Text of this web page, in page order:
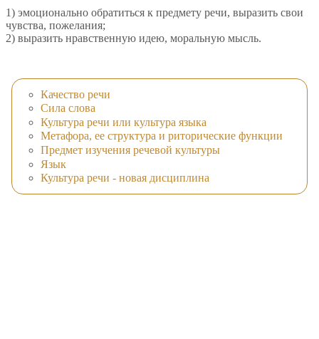
1) эмоционально обратиться к предмету речи, выразить свои
чувства, пожелания;
2) выразить нравственную идею, моральную мысль.
Качество речи
Сила слова
Культура речи или культура языка
Метафора, ее структура и риторические функции
Предмет изучения речевой культуры
Язык
Культура речи - новая дисциплина